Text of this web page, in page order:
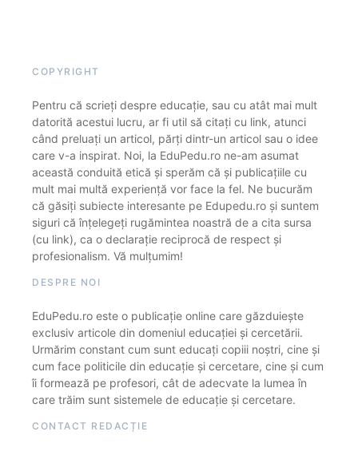
COPYRIGHT
Pentru că scrieți despre educație, sau cu atât mai mult
datorită acestui lucru, ar fi util să citați cu link, atunci
când preluați un articol, părți dintr-un articol sau o idee
care v-a inspirat. Noi, la EduPedu.ro ne-am asumat
această conduită etică și sperăm că și publicațiile cu
mult mai multă experiență vor face la fel. Ne bucurăm
că găsiți subiecte interesante pe Edupedu.ro și suntem
siguri că înțelegeți rugămintea noastră de a cita sursa
(cu link), ca o declarație reciprocă de respect și
profesionalism. Vă mulțumim!
DESPRE NOI
EduPedu.ro este o publicație online care găzduiește
exclusiv articole din domeniul educației și cercetării.
Urmărim constant cum sunt educați copiii noștri, cine și
cum face politicile din educație și cercetare, cine și cum
îi formează pe profesori, cât de adecvate la lumea în
care trăim sunt sistemele de educație și cercetare.
CONTACT REDACȚIE